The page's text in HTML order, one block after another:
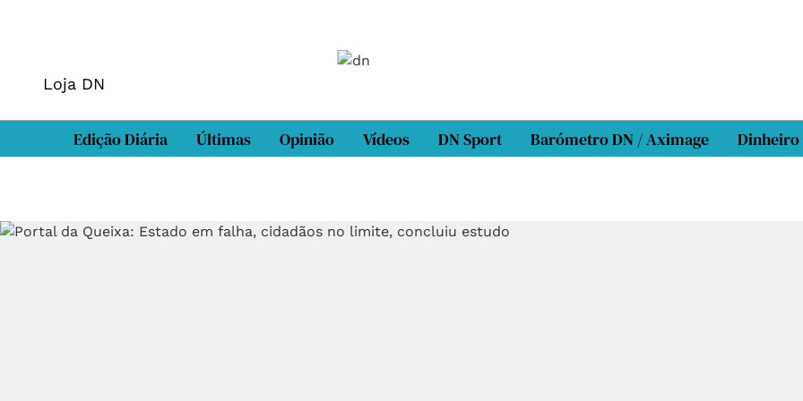
Loja DN
Edição Diária Últimas Opinião Vídeos DN Sport Barómetro DN / Aximage Dinheiro